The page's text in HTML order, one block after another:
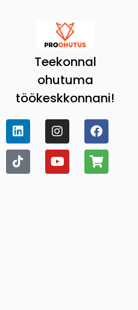
Teekonnal
ohutuma
töökeskkonnani!